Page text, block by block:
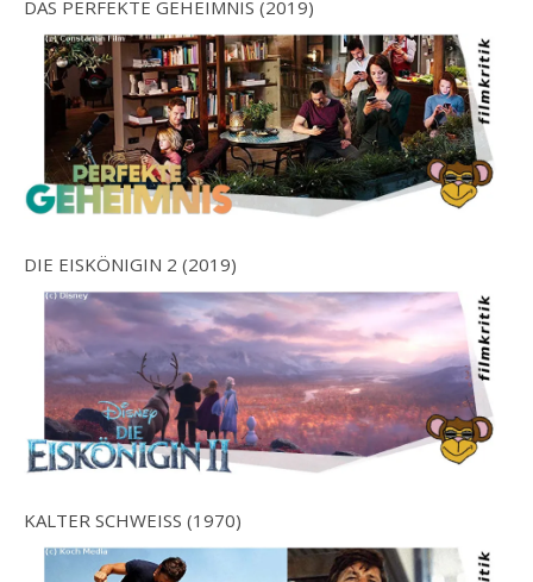
DAS PERFEKTE GEHEIMNIS (2019)
DIE EISKÖNIGIN 2 (2019)
KALTER SCHWEISS (1970)